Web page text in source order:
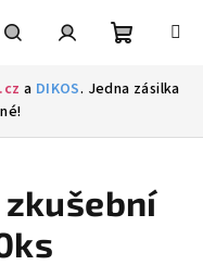
a DIKOS. Jedna zásilka